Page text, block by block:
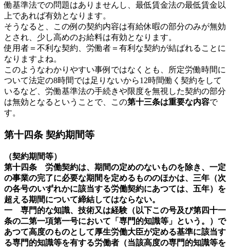
働基準法での問題はありませんし、最低賃金法の最低賃金以
上であれば有効となります。
そうなると、この例の契約内容は有給休暇の部分のみが無効
とされ、少し高めのお給料は有効となります。
使用者＝不利な契約、労働者＝有利な契約が結ばれることに
なりますよね。
このようなわかりやすい事例ではなくとも、所定労働時間に
ついて法定の8時間では足りないから12時間働く契約をして
いるなど、労働基準法の手続きや限度を無視した契約の部分
は無効となるということで、この第十三条は重要な内容で
す。
第十四条 契約期間等
（契約期間等）
第十四条
労働契約は、期間の定めのないものを除き、一定
の事業の完了に必要な期間を定めるもののほかは、三年（次
の各号のいずれかに該当する労働契約にあつては、五年）を
超える期間について締結してはならない。
一 専門的な知識、技術又は経験（以下この号及び第四十一
条の二第一項第一号において「専門的知識等」という。）で
あつて高度のものとして厚生労働大臣が定める基準に該当す
る専門的知識等を有する労働者（当該高度の専門的知識等を